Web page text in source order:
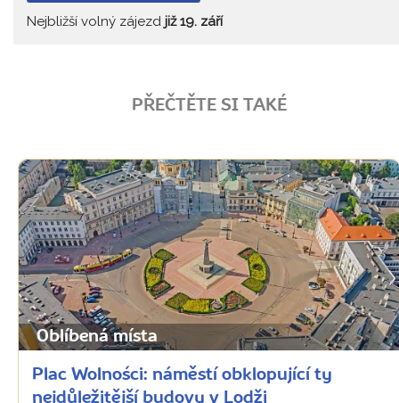
Nejbližší volný zájezd již 19. září
PŘEČTĚTE SI TAKÉ
Oblíbená místa
Plac Wolności: náměstí obklopující ty
nejdůležitější budovy v Lodži